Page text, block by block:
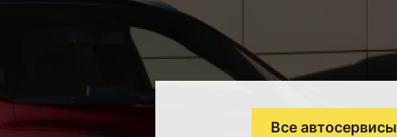
Все автосервисы